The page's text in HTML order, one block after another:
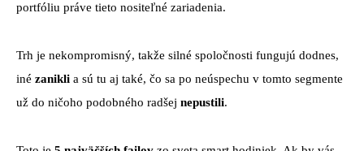
portfóliu práve tieto nositeľné zariadenia.
Trh je nekompromisný, takže silné spoločnosti fungujú dodnes,
iné zanikli a sú tu aj také, čo sa po neúspechu v tomto segmente
už do ničoho podobného radšej nepustili.